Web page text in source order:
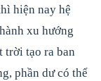
hiện nay hệ
xu hướng
trời tạo ra ban
phần dư có thể